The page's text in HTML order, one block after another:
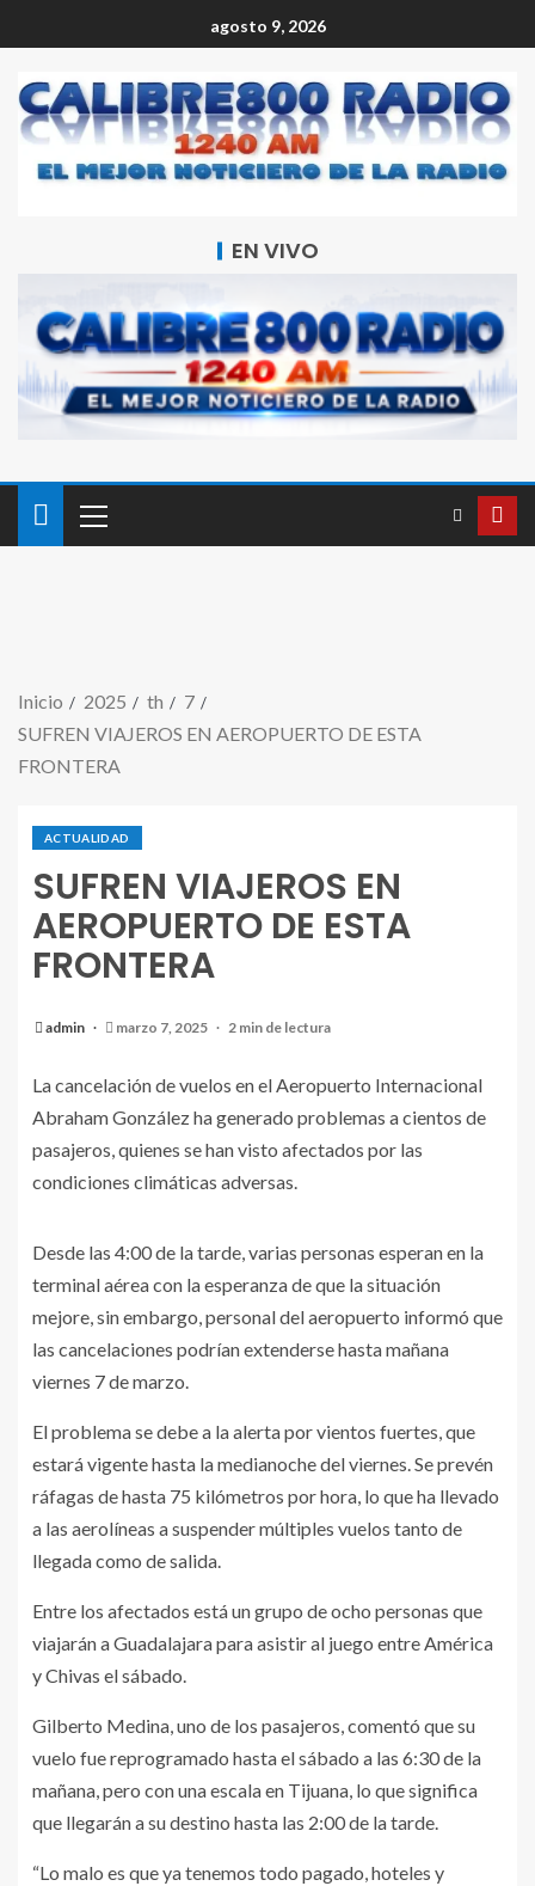
agosto 9, 2026
EN VIVO
Inicio 2025 th
7
SUFREN VIAJEROS EN AEROPUERTO DE ESTA
FRONTERA
ACTUALIDAD
SUFREN VIAJEROS EN
AEROPUERTO DE ESTA
FRONTERA
admin marzo 7, 2025 2 min de lectura
La cancelación de vuelos en el Aeropuerto Internacional
Abraham González ha generado problemas a cientos de
pasajeros, quienes se han visto afectados por las
condiciones climáticas adversas.
Desde las 4:00 de la tarde, varias personas esperan en la
terminal aérea con la esperanza de que la situación
mejore, sin embargo, personal del aeropuerto informó que
las cancelaciones podrían extenderse hasta mañana
viernes 7 de marzo.
El problema se debe a la alerta por vientos fuertes, que
estará vigente hasta la medianoche del viernes. Se prevén
ráfagas de hasta 75 kilómetros por hora, lo que ha llevado
a las aerolíneas a suspender múltiples vuelos tanto de
llegada como de salida.
Entre los afectados está un grupo de ocho personas que
viajarán a Guadalajara para asistir al juego entre América
y Chivas el sábado.
Gilberto Medina, uno de los pasajeros, comentó que su
vuelo fue reprogramado hasta el sábado a las 6:30 de la
mañana, pero con una escala en Tijuana, lo que significa
que llegarán a su destino hasta las 2:00 de la tarde.
“Lo malo es que ya tenemos todo pagado, hoteles y